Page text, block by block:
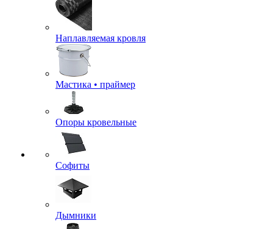
Наплавляемая кровля
Мастика • праймер
Опоры кровельные
Софиты
Дымники